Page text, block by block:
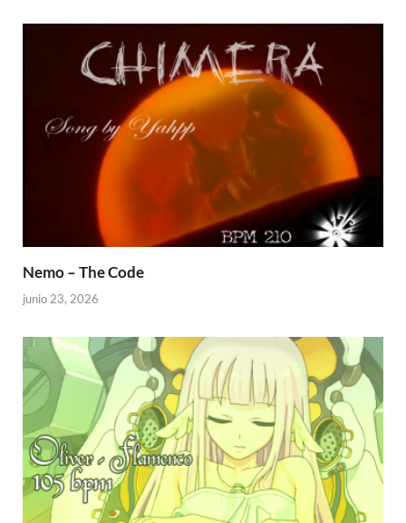
Nemo – The Code
junio 23, 2026